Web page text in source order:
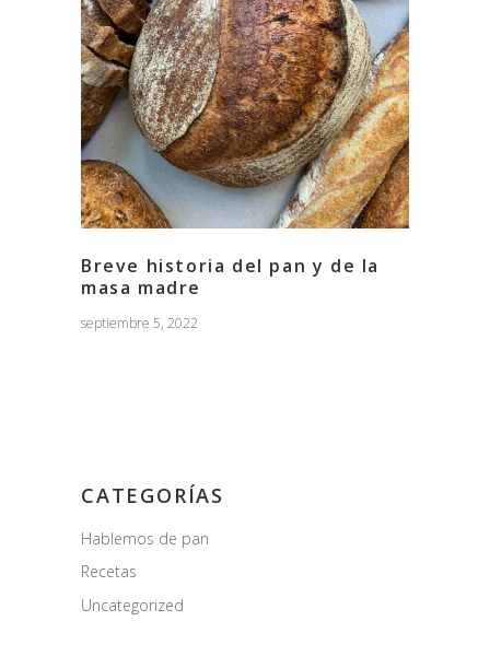
Breve historia del pan y de la
masa madre
septiembre 5, 2022
CATEGORÍAS
Hablemos de pan
Recetas
Uncategorized